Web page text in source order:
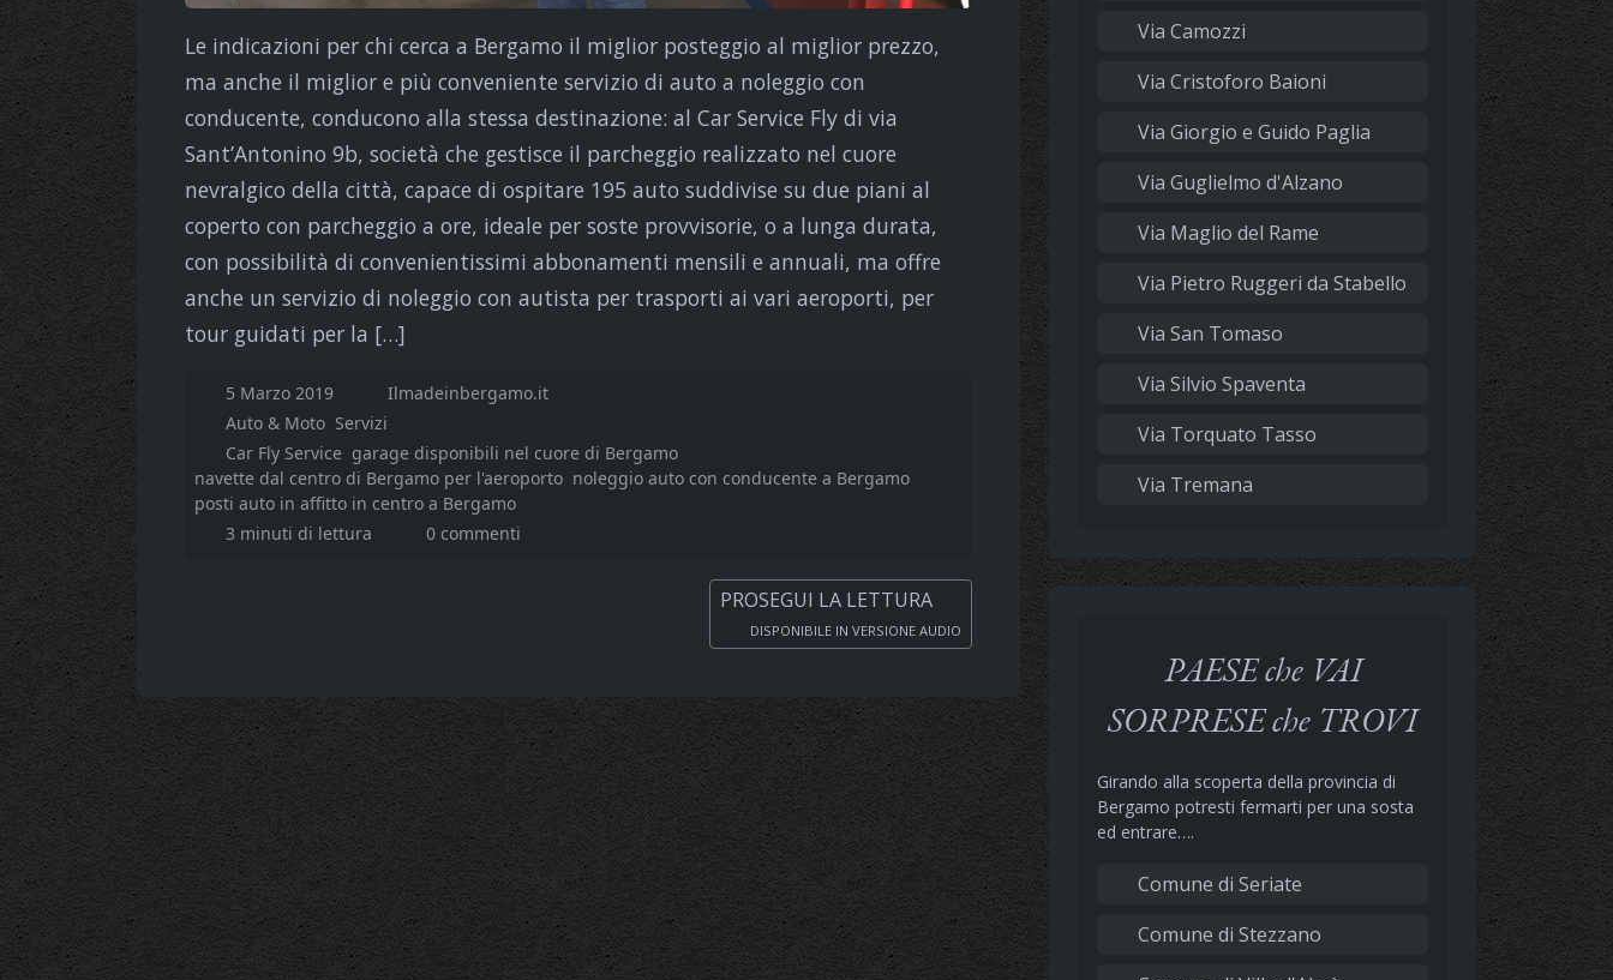
Le indicazioni per chi cerca a Bergamo il miglior posteggio al miglior prezzo,
ma anche il miglior e più conveniente servizio di auto a noleggio con
conducente, conducono alla stessa destinazione: al Car Service Fly di via
Sant’Antonino 9b, società che gestisce il parcheggio realizzato nel cuore
nevralgico della città, capace di ospitare 195 auto suddivise su due piani al
coperto con parcheggio a ore, ideale per soste provvisorie, o a lunga durata,
con possibilità di convenientissimi abbonamenti mensili e annuali, ma offre
anche un servizio di noleggio con autista per trasporti ai vari aeroporti, per
tour guidati per la […]
5 Marzo 2019
Ilmadeinbergamo.it
Auto & Moto Servizi
Car Fly Service garage disponibili nel cuore di Bergamo
navette dal centro di Bergamo per l'aeroporto noleggio auto con conducente a Bergamo
posti auto in affitto in centro a Bergamo
3 minuti di lettura
0 commenti
PROSEGUI LA LETTURA
DISPONIBILE IN VERSIONE AUDIO
Via Camozzi
Via Cristoforo Baioni
Via Giorgio e Guido Paglia
Via Guglielmo d'Alzano
Via Maglio del Rame
Via Pietro Ruggeri da Stabello
Via San Tomaso
Via Silvio Spaventa
Via Torquato Tasso
Via Tremana
PAESE che VAI
SORPRESE che TROVI
Girando alla scoperta della provincia di
Bergamo potresti fermarti per una sosta
ed entrare….
Comune di Seriate
Comune di Stezzano